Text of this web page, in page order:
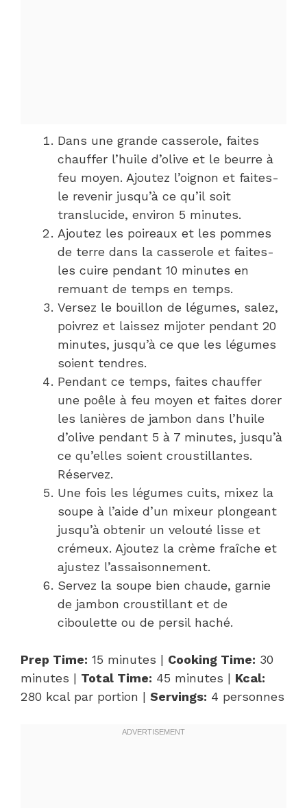
Dans une grande casserole, faites
chauffer l’huile d’olive et le beurre à
feu moyen. Ajoutez l’oignon et faites-
le revenir jusqu’à ce qu’il soit
translucide, environ 5 minutes.
Ajoutez les poireaux et les pommes
de terre dans la casserole et faites-
les cuire pendant 10 minutes en
remuant de temps en temps.
Versez le bouillon de légumes, salez,
poivrez et laissez mijoter pendant 20
minutes, jusqu’à ce que les légumes
soient tendres.
Pendant ce temps, faites chauffer
une poêle à feu moyen et faites dorer
les lanières de jambon dans l’huile
d’olive pendant 5 à 7 minutes, jusqu’à
ce qu’elles soient croustillantes.
Réservez.
Une fois les légumes cuits, mixez la
soupe à l’aide d’un mixeur plongeant
jusqu’à obtenir un velouté lisse et
crémeux. Ajoutez la crème fraîche et
ajustez l’assaisonnement.
Servez la soupe bien chaude, garnie
de jambon croustillant et de
ciboulette ou de persil haché.
Prep Time: 15 minutes | Cooking Time: 30
minutes | Total Time: 45 minutes | Kcal:
280 kcal par portion | Servings: 4 personnes